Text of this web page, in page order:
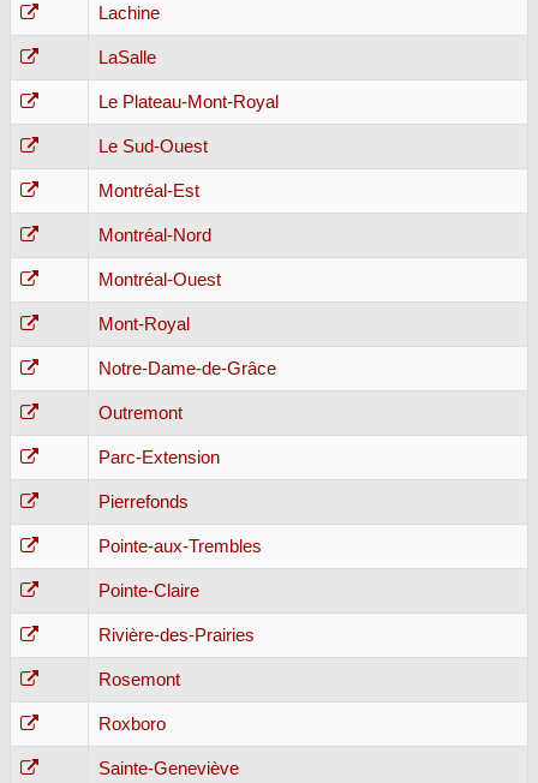
Lachine
LaSalle
Le Plateau-Mont-Royal
Le Sud-Ouest
Montréal-Est
Montréal-Nord
Montréal-Ouest
Mont-Royal
Notre-Dame-de-Grâce
Outremont
Parc-Extension
Pierrefonds
Pointe-aux-Trembles
Pointe-Claire
Rivière-des-Prairies
Rosemont
Roxboro
Sainte-Geneviève